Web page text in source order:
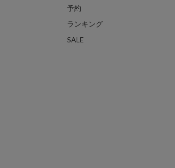
予約
ランキング
SALE